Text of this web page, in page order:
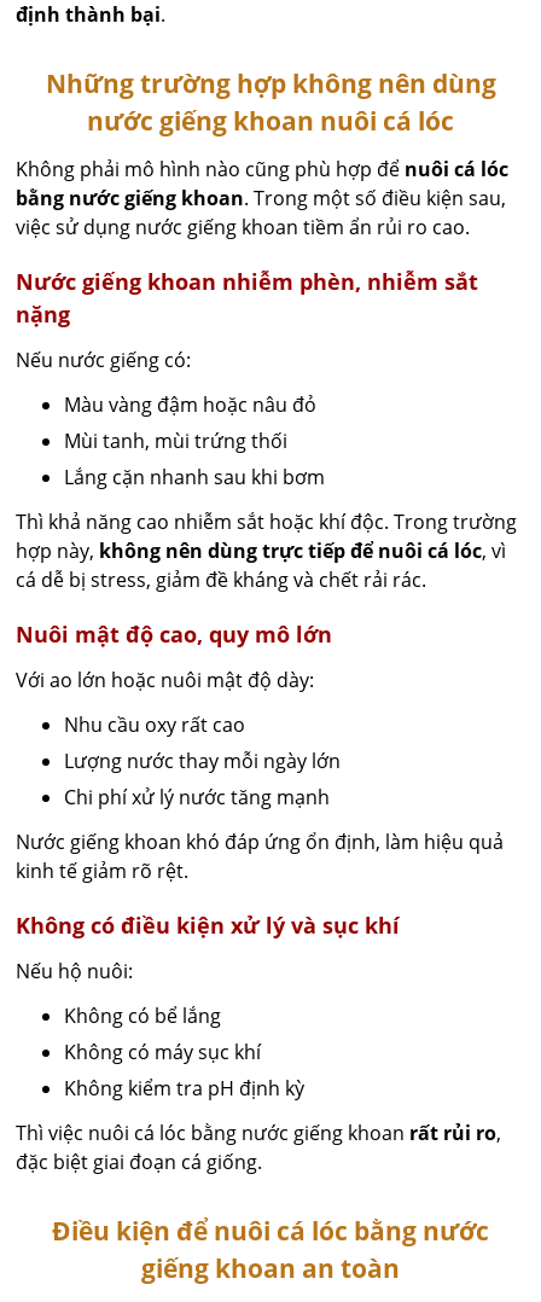
định thành bại.
Những trường hợp không nên dùng
nước giếng khoan nuôi cá lóc
Không phải mô hình nào cũng phù hợp để nuôi cá lóc
bằng nước giếng khoan. Trong một số điều kiện sau,
việc sử dụng nước giếng khoan tiềm ẩn rủi ro cao.
Nước giếng khoan nhiễm phèn, nhiễm sắt
nặng
Nếu nước giếng có:
Màu vàng đậm hoặc nâu đỏ
Mùi tanh, mùi trứng thối
Lắng cặn nhanh sau khi bơm
Thì khả năng cao nhiễm sắt hoặc khí độc. Trong trường
hợp này, không nên dùng trực tiếp để nuôi cá lóc, vì
cá dễ bị stress, giảm đề kháng và chết rải rác.
Nuôi mật độ cao, quy mô lớn
Với ao lớn hoặc nuôi mật độ dày:
Nhu cầu oxy rất cao
Lượng nước thay mỗi ngày lớn
Chi phí xử lý nước tăng mạnh
Nước giếng khoan khó đáp ứng ổn định, làm hiệu quả
kinh tế giảm rõ rệt.
Không có điều kiện xử lý và sục khí
Nếu hộ nuôi:
Không có bể lắng
Không có máy sục khí
Không kiểm tra pH định kỳ
Thì việc nuôi cá lóc bằng nước giếng khoan rất rủi ro,
đặc biệt giai đoạn cá giống.
Điều kiện để nuôi cá lóc bằng nước
giếng khoan an toàn